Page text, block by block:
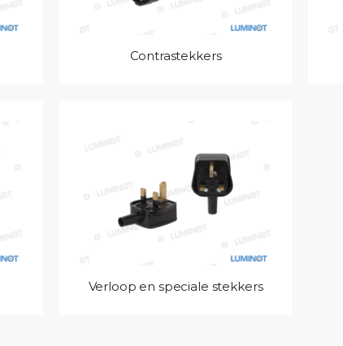
Contrastekkers
Verloop en speciale stekkers